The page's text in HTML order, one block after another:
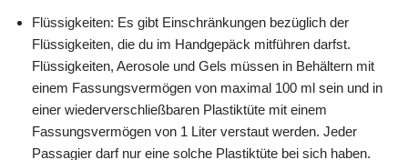
Flüssigkeiten: Es gibt Einschränkungen bezüglich der
Flüssigkeiten, die du im Handgepäck mitführen darfst.
Flüssigkeiten, Aerosole und Gels müssen in Behältern mit
einem Fassungsvermögen von maximal 100 ml sein und in
einer wiederverschließbaren Plastiktüte mit einem
Fassungsvermögen von 1 Liter verstaut werden. Jeder
Passagier darf nur eine solche Plastiktüte bei sich haben.